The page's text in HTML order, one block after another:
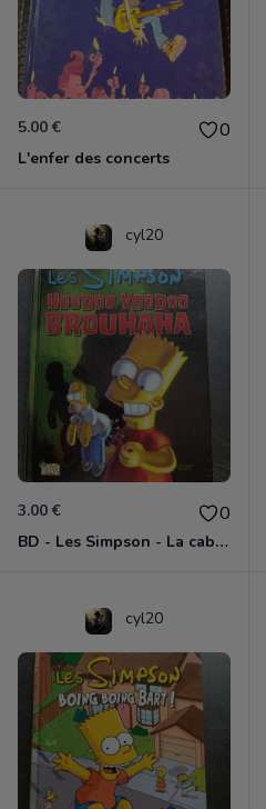
5.00 € 0
L'enfer des concerts
cyl20
3.00 € 0
BD - Les Simpson - La cabane des horreurs - Hoodoo voodoo brouhaha - Tome 2
cyl20